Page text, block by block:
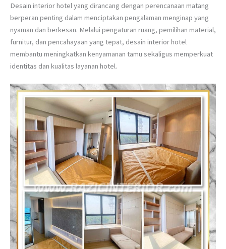
Desain interior hotel yang dirancang dengan perencanaan matang
berperan penting dalam menciptakan pengalaman menginap yang
nyaman dan berkesan. Melalui pengaturan ruang, pemilihan material,
furnitur, dan pencahayaan yang tepat, desain interior hotel
membantu meningkatkan kenyamanan tamu sekaligus memperkuat
identitas dan kualitas layanan hotel.